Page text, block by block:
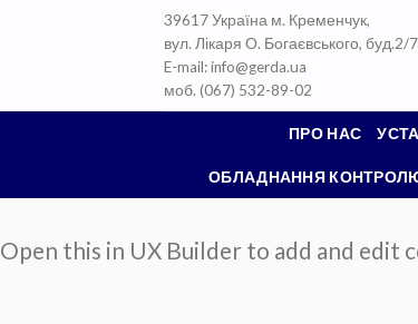
39617 Україна м. Кременчук,
вул. Лікаря О. Богаєвського, буд.2/7
E-mail: info@gerda.ua
моб. (067) 532-89-02
ПРО НАС
ОБЛАДНАННЯ КОНТРОЛЮ
Open this in UX Builder to add and edit